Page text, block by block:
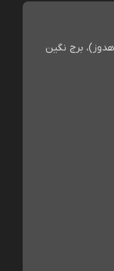
برج نگین